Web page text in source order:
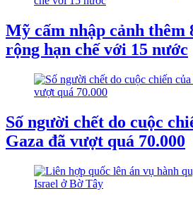
Mỹ cấm nhập cảnh thêm
rộng hạn chế với 15 nước
Số người chết do cuộc
Gaza đã vượt quá 70.000